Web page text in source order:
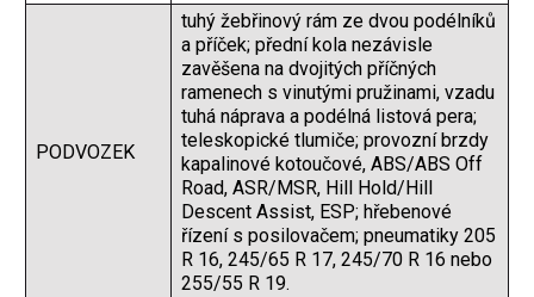
PODVOZEK
tuhý žebřinový rám ze dvou podélníků
a příček; přední kola nezávisle
zavěšena na dvojitých příčných
ramenech s vinutými pružinami, vzadu
tuhá náprava a podélná listová pera;
teleskopické tlumiče; provozní brzdy
kapalinové kotoučové, ABS/ABS Off
Road, ASR/MSR, Hill Hold/Hill
Descent Assist, ESP; hřebenové
řízení s posilovačem; pneumatiky 205
R 16, 245/65 R 17, 245/70 R 16 nebo
255/55 R 19.